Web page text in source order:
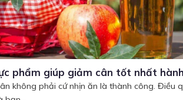
phẩm giúp giảm cân tốt nhất
không phải cứ nhịn ăn là thành công. Điều